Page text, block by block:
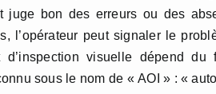
bon des erreurs ou des
l’opérateur peut signaler le
visuelle dépend du
sous le nom de « AOI » : «